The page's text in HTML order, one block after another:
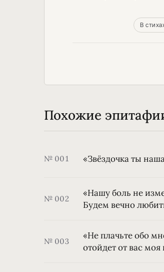
В
Похожие
№ 001 «Звёздочка ты
№ 002
«Нашу боль не
Будем вечно
№ 003
«Не плачьте обо
отойдет от вас